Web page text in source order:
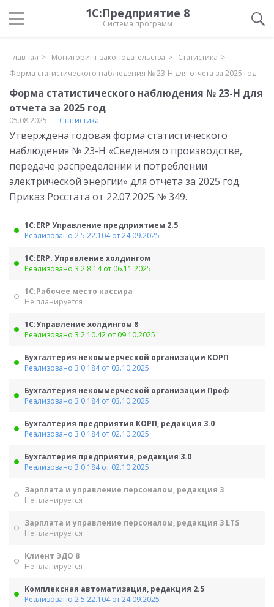
1С:Предприятие 8
Система программ
Главная Мониторинг законодательства
Статистика
Форма статистического наблюдения № 23-Н для отчета за 2025 год
Форма статистического наблюдения № 23-Н для
отчета за 2025 год
05.08.2025 Статистика
Утверждена годовая форма статистического
наблюдения № 23-Н «Сведения о производстве,
передаче распределении и потреблении
электрической энергии» для отчета за 2025 год.
Приказ Росстата от 22.07.2025 № 349.
1С:ERP Управление предприятием 2.5
Реализовано 2.5.22.104 от 24.09.2025
1С:ERP. Управление холдингом
Реализовано 3.2.8.14 от 06.11.2025
1С:Рабочее место кассира
Не планируется
1С:Управление холдингом 8
Реализовано 3.2.10.42 от 09.10.2025
Бухгалтерия некоммерческой организации КОРП
Реализовано 3.0.184 от 03.10.2025
Бухгалтерия некоммерческой организации Проф
Реализовано 3.0.184 от 03.10.2025
Бухгалтерия предприятия КОРП, редакция 3.0
Реализовано 3.0.184 от 02.10.2025
Бухгалтерия предприятия, редакция 3.0
Реализовано 3.0.184 от 02.10.2025
Зарплата и управление персоналом, редакция 3
Не планируется
Зарплата и управление персоналом, редакция 3 LTS
Не планируется
Клиент ЭДО 8
Не планируется
Комплексная автоматизация, редакция 2.5
Реализовано 2.5.22.104 от 24.09.2025